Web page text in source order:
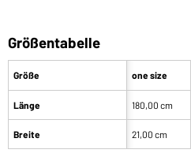
Größentabelle
Größe
Länge
Breite
one size
180,00 cm
21,00 cm